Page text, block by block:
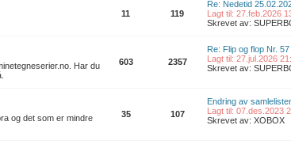
11 119
Re: Nedetid
Lagt til: 27.feb.2026
Skrevet av:
Har du
603 2357
Re: Flip og flop Nr. 57
Lagt til: 27.jul.2026
Skrevet av:
og det som er mindre
35 107
Endring av
Lagt til: 07.des.2023
Skrevet av: XOBOX